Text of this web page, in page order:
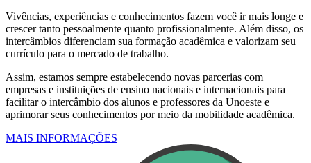
Vivências, experiências e conhecimentos fazem você ir mais longe e
crescer tanto pessoalmente quanto profissionalmente. Além disso, os
intercâmbios diferenciam sua formação acadêmica e valorizam seu
currículo para o mercado de trabalho.
Assim, estamos sempre estabelecendo novas parcerias com
empresas e instituições de ensino nacionais e internacionais para
facilitar o intercâmbio dos alunos e professores da Unoeste e
aprimorar seus conhecimentos por meio da mobilidade acadêmica.
MAIS INFORMAÇÕES